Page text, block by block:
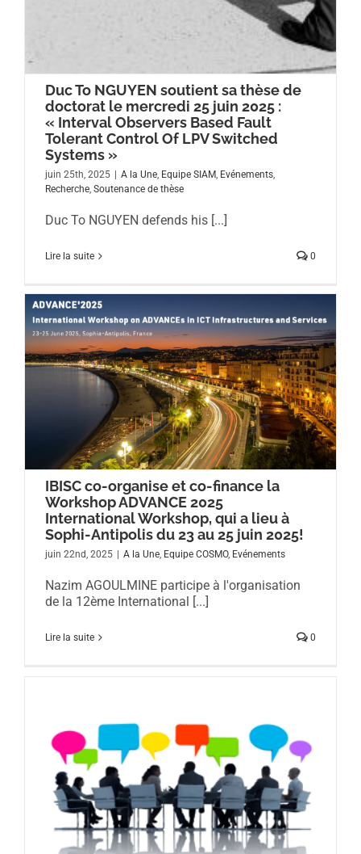
Duc To NGUYEN soutient sa thèse de
doctorat le mercredi 25 juin 2025 :
« Interval Observers Based Fault
Tolerant Control Of LPV Switched
Systems »
juin 25th, 2025 | A la Une Equipe SIAM Evénements
Recherche Soutenance de thèse
Duc To NGUYEN defends his [...]
Lire la suite 0
IBISC co-organise et co-finance la
Workshop ADVANCE 2025
International Workshop, qui a lieu à
Sophi-Antipolis du 23 au 25 juin 2025!
juin 22nd, 2025 A la Une, Equipe COSMO, Evénements
Nazim AGOULMINE participe à l'organisation
de la 12ème International [...]
Lire la suite 0